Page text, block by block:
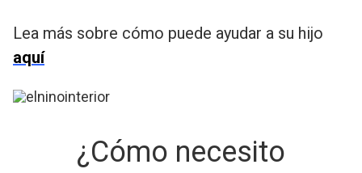
Lea más sobre cómo puede ayudar a su hijo
aquí
¿Cómo necesito